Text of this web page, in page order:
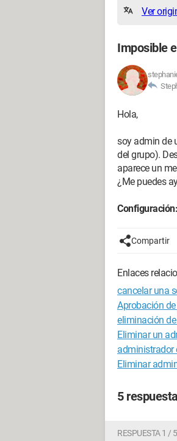
Ver
Imposible
Hola,
soy admin de
del grupo).
aparece un
¿Me puedes
Configuración:
Compartir
Enlaces
cancelar una
Aprobación
eliminación
Eliminar un
administrador
Eliminar
5
RESPUESTA 1 / 5